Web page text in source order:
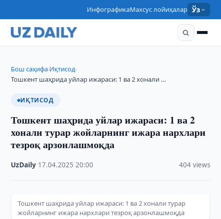
ИнфографикаМахсус лойиҳалар Ўз
Бош саҳифа›Иқтисод›
Тошкент шаҳрида уйлар ижараси: 1 ва 2 хонали …
ИҚТИСОД
Тошкент шаҳрида уйлар ижараси: 1 ва 2
хонали турар жойларнинг ижара нархлари
тезроқ арзонлашмоқда
UzDaily 17.04.2025 ·20:00 404 views
Тошкент шаҳрида уйлар ижараси: 1 ва 2 хонали турар
жойларнинг ижара нархлари тезроқ арзонлашмоқда